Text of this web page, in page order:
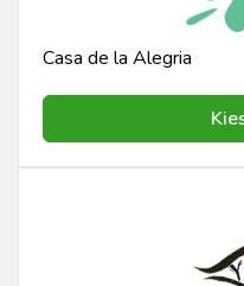
Casa de la Alegria